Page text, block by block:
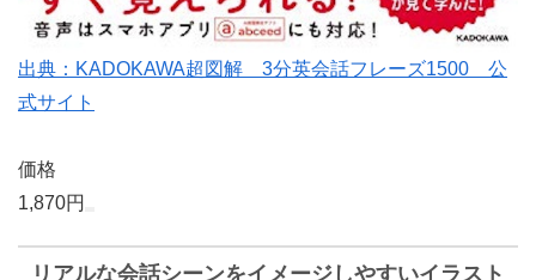
出典：KADOKAWA超図解 3分英会話フレーズ1500 公
式サイト
価格
1,870円
リアルな会話シーンをイメージしやすいイラスト